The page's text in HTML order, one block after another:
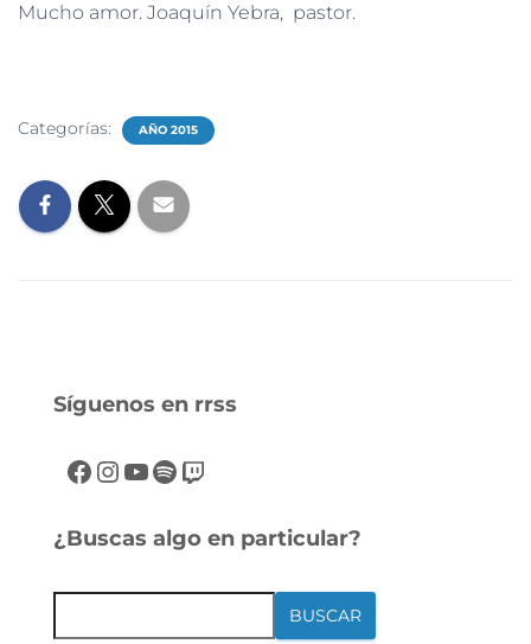
Mucho amor. Joaquín Yebra, pastor.
Categorías: AÑO 2015
Síguenos en rrss
¿Buscas algo en particular?
BUSCAR